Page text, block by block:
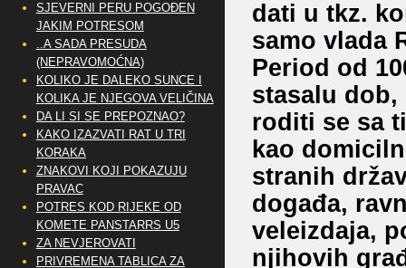
dati u tkz.
samo vlada
Period od
stasalu
roditi se sa
kao
stranih
događa,
veleizdaja,
njihovih
SJEVERNI PERU POGOĐEN
JAKIM POTRESOM
..A SADA PRESUDA
(NEPRAVOMOĆNA)
KOLIKO JE DALEKO SUNCE I
KOLIKA JE NJEGOVA VELIČINA
DA LI SI SE PREPOZNAO?
KAKO IZAZVATI RAT U TRI
KORAKA
ZNAKOVI KOJI POKAZUJU
PRAVAC
POTRES KOD RIJEKE OD
KOMETE PANSTARRS U5
ZA NEVJEROVATI
PRIVREMENA TABLICA ZA